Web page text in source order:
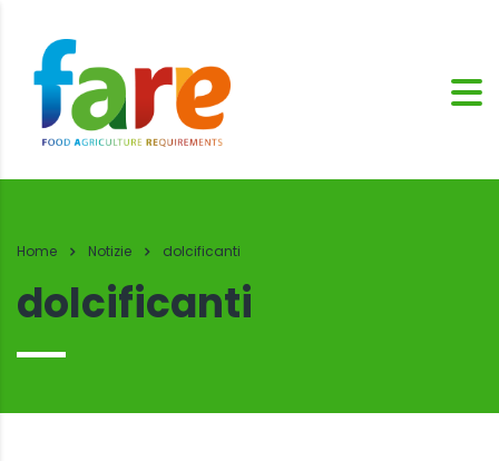
Home Notizie dolcificanti
dolcificanti